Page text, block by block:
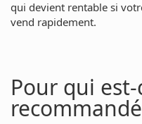
qui devient rentable si
vend rapidement.
Pour qui est-